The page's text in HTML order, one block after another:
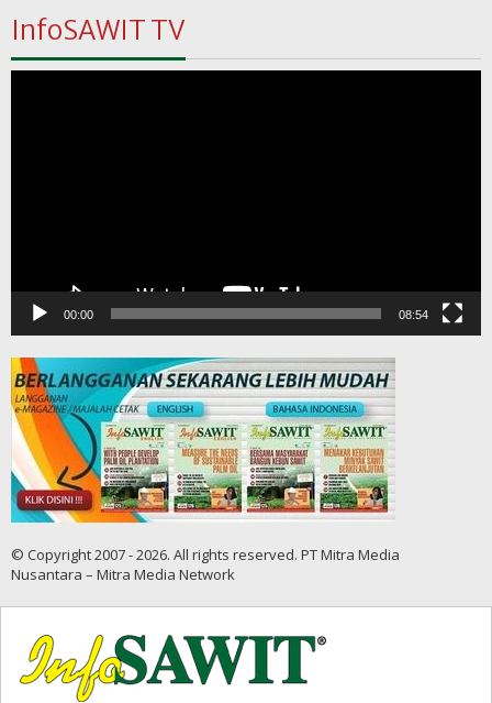
InfoSAWIT TV
00:00 08:54
© Copyright 2007 - 2026. All rights reserved. PT Mitra Media
Nusantara – Mitra Media Network